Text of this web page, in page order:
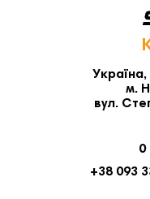
Україна,
м.
вул.
0
+38 093